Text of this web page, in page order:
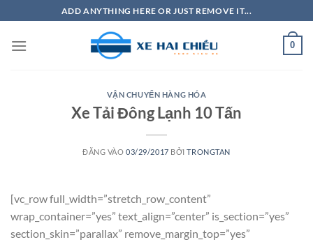
qua
nội
ADD ANYTHING HERE OR JUST REMOVE IT...
0
VẬN CHUYỂN HÀNG HÓA
Xe Tải Đông Lạnh 10 Tấn
ĐĂNG VÀO03/29/2017 BỞITRONGTAN
[vc_row full_width=”stretch_row_content”
wrap_container=”yes” text_align=”center” is_section=”yes”
section_skin=”parallax” remove_margin_top=”yes”